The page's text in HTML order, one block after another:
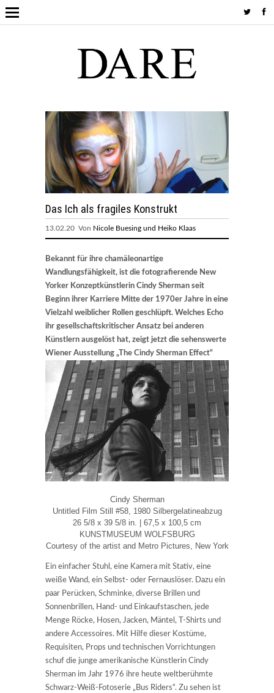
Das Ich als fragiles Konstrukt
13.02.20 Von Nicole Buesing und Heiko Klaas
Bekannt für ihre chamäleonartige
Wandlungsfähigkeit, ist die fotografierende New
Yorker Konzeptkünstlerin Cindy Sherman seit
Beginn ihrer Karriere Mitte der 1970er Jahre in eine
Vielzahl weiblicher Rollen geschlüpft. Welches Echo
ihr gesellschaftskritischer Ansatz bei anderen
Künstlern ausgelöst hat, zeigt jetzt die sehenswerte
Wiener Ausstellung „The Cindy Sherman Effect“
Cindy Sherman
Untitled Film Still #58, 1980 Silbergelatineabzug
26 5/8 x 39 5/8 in. | 67,5 x 100,5 cm
KUNSTMUSEUM WOLFSBURG
Courtesy of the artist and Metro Pictures, New York
Ein einfacher Stuhl, eine Kamera mit Stativ, eine
weiße Wand, ein Selbst- oder Fernauslöser. Dazu ein
paar Perücken, Schminke, diverse Brillen und
Sonnenbrillen, Hand- und Einkaufstaschen, jede
Menge Röcke, Hosen, Jacken, Mäntel, T-Shirts und
andere Accessoires. Mit Hilfe dieser Kostüme,
Requisiten, Props und technischen Vorrichtungen
schuf die junge amerikanische Künstlerin Cindy
Sherman im Jahr 1976 ihre heute weltberühmte
Schwarz-Weiß-Fotoserie „Bus Riders“. Zu sehen ist